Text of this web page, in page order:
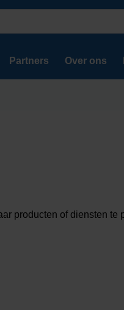
Partners Over ons
producten of diensten te